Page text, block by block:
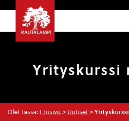
Yrityskurssi
Olet tässä: Etusivu > Uutiset >